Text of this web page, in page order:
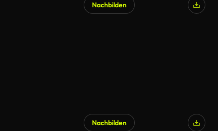
Nachbilden
Nachbilden